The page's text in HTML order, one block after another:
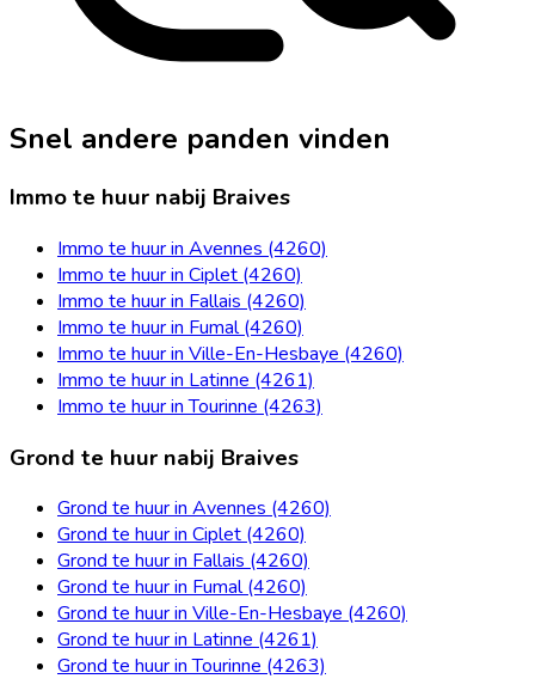
Snel andere panden vinden
Immo te huur nabij Braives
Immo te huur in Avennes (4260)
Immo te huur in Ciplet (4260)
Immo te huur in Fallais (4260)
Immo te huur in Fumal (4260)
Immo te huur in Ville-En-Hesbaye (4260)
Immo te huur in Latinne (4261)
Immo te huur in Tourinne (4263)
Grond te huur nabij Braives
Grond te huur in Avennes (4260)
Grond te huur in Ciplet (4260)
Grond te huur in Fallais (4260)
Grond te huur in Fumal (4260)
Grond te huur in Ville-En-Hesbaye (4260)
Grond te huur in Latinne (4261)
Grond te huur in Tourinne (4263)